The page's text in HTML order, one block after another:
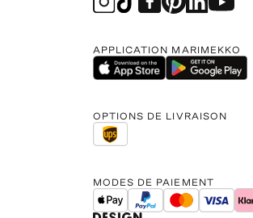
APPLICATION MARIMEKKO
OPTIONS DE LIVRAISON
MODES DE PAIEMENT